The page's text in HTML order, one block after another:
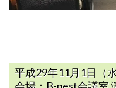
平成29年11月1日（